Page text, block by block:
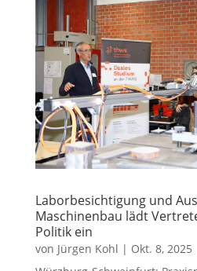
Laborbesichtigung und
Maschinenbau lädt
Politik ein
von Jürgen Kohl | Okt. 8, 2025